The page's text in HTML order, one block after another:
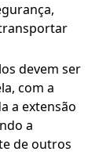
devem ser
com a
a extensão
a
de outros